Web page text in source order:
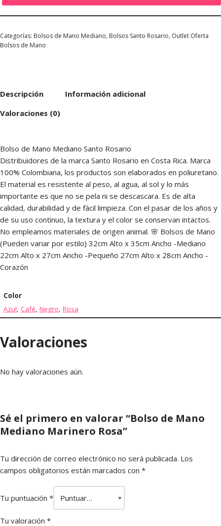
Categorías: Bolsos de Mano Mediano, Bolsos Santo Rosario, Outlet Oferta
Bolsos de Mano
Descripción
Información adicional
Valoraciones (0)
Bolso de Mano Mediano Santo Rosario
Distribuidores de la marca Santo Rosario en Costa Rica. Marca
100% Colombiana, los productos son elaborados en poliuretano.
El material es resistente al peso, al agua, al sol y lo más
importante es que no se pela ni se descascara. Es de alta
calidad, durabilidad y de fácil limpieza. Con el pasar de los años y
de su uso continuo, la textura y el color se conservan intactos.
No empleamos materiales de origen animal. 🌸 Bolsos de Mano
(Pueden variar por estilo) 32cm Alto x 35cm Ancho -Mediano
22cm Alto x 27cm Ancho -Pequeño 27cm Alto x 28cm Ancho -
Corazón
Color
Azul, Café, Negro, Rosa
Valoraciones
No hay valoraciones aún.
Sé el primero en valorar “Bolso de Mano
Mediano Marinero Rosa”
Tu dirección de correo electrónico no será publicada. Los
campos obligatorios están marcados con *
Tu puntuación *
Tu valoración *